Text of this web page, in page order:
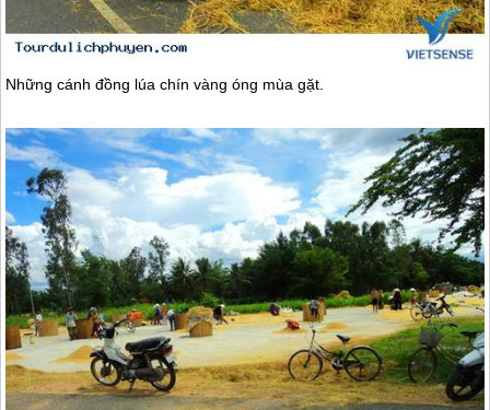
Những cánh đồng lúa chín vàng óng mùa gặt.